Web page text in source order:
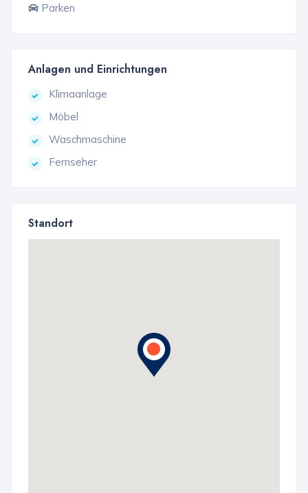
Parken
Anlagen und Einrichtungen
Klimaanlage
Möbel
Waschmaschine
Fernseher
Standort